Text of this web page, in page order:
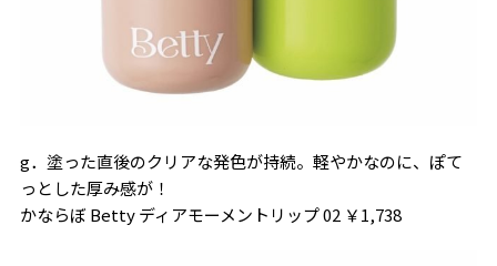
g．塗った直後のクリアな発色が持続。軽やかなのに、ぽて
っとした厚み感が！
かならぼ Betty ディアモーメントリップ 02 ￥1,738